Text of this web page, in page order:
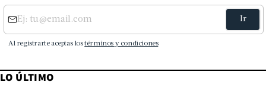
LO ÚLTIMO